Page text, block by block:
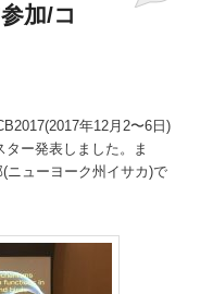
加/コ
年12月2〜6日)
ー発表しました。ま
ニューヨーク州イサカ)で